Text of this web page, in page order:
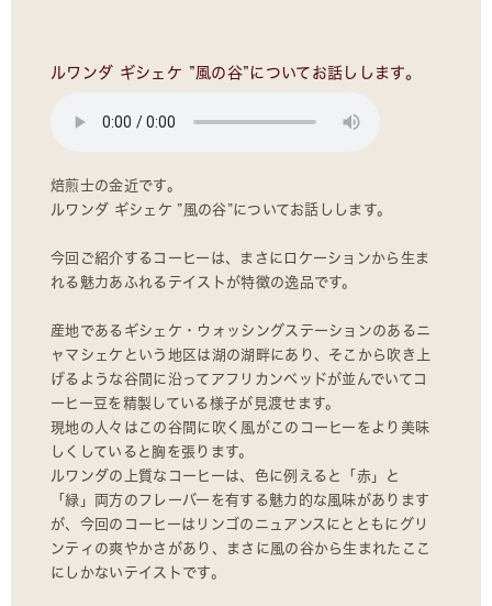
ルワンダ ギシェケ ”風の谷”についてお話しします。
焙煎士の金近です。
ルワンダ ギシェケ ”風の谷”についてお話しします。
今回ご紹介するコーヒーは、まさにロケーションから生ま
れる魅力あふれるテイストが特徴の逸品です。
産地であるギシェケ・ウォッシングステーションのあるニ
ャマシェケという地区は湖の湖畔にあり、そこから吹き上
げるような谷間に沿ってアフリカンベッドが並んでいてコ
ーヒー豆を精製している様子が見渡せます。
現地の人々はこの谷間に吹く風がこのコーヒーをより美味
しくしていると胸を張ります。
ルワンダの上質なコーヒーは、色に例えると「赤」と
「緑」両方のフレーバーを有する魅力的な風味があります
が、今回のコーヒーはリンゴのニュアンスにとともにグリ
ンティの爽やかさがあり、まさに風の谷から生まれたここ
にしかないテイストです。